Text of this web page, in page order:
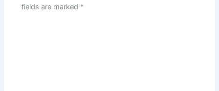
fields are marked *